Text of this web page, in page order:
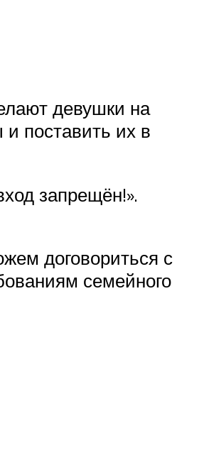
девушки на
поставить их в
запрещён!».
договориться с
семейного